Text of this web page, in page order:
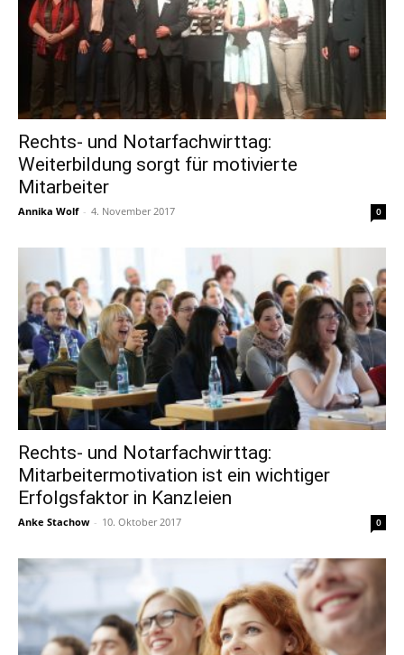
Rechts- und Notarfachwirttag:
Weiterbildung sorgt für motivierte
Mitarbeiter
Annika Wolf - 4. November 2017 0
Rechts- und Notarfachwirttag:
Mitarbeitermotivation ist ein wichtiger
Erfolgsfaktor in Kanzleien
Anke Stachow - 10. Oktober 2017 0